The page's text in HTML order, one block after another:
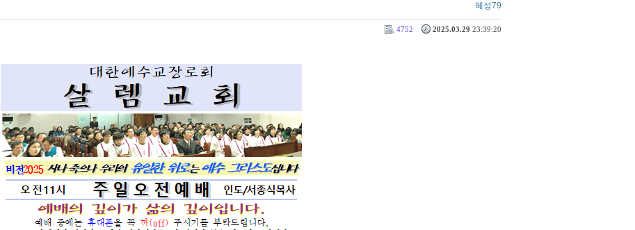
혜성79
2025.03.29 23:39:20
4752